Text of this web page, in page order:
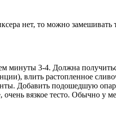
нет, то можно замешивать
3-4. Должна
влить растопленное
Добавить подошедшую
вязкое тесто. Обычно у